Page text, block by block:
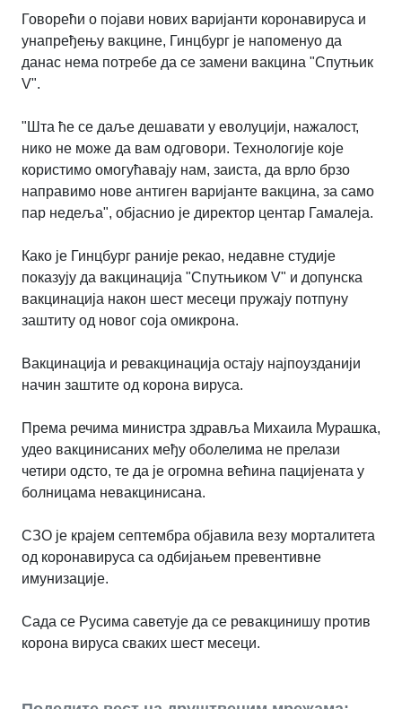
Говорећи о појави нових варијанти коронавируса и
унапређењу вакцине, Гинцбург је напоменуо да
данас нема потребе да се замени вакцина "Спутњик
V".
"Шта ће се даље дешавати у еволуцији, нажалост,
нико не може да вам одговори. Технологије које
користимо омогућавају нам, заиста, да врло брзо
направимо нове антиген варијанте вакцина, за само
пар недеља", објаснио је директор центар Гамалеја.
Како је Гинцбург раније рекао, недавне студије
показују да вакцинација "Спутњиком V" и допунска
вакцинација након шест месеци пружају потпуну
заштиту од новог соја омикрона.
Вакцинација и ревакцинација остају најпоузданији
начин заштите од корона вируса.
Према речима министра здравља Михаила Мурашка,
удео вакцинисаних међу оболелима не прелази
четири одсто, те да је огромна већина пацијената у
болницама невакцинисана.
СЗО је крајем септембра објавила везу морталитета
од коронавируса са одбијањем превентивне
имунизације.
Сада се Русима саветује да се ревакцинишу против
корона вируса сваких шест месеци.